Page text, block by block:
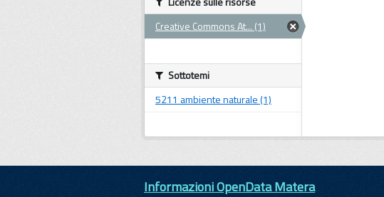
Creative Commons At... (1)
Sottotemi
5211 ambiente naturale (1)
Informazioni OpenData Matera